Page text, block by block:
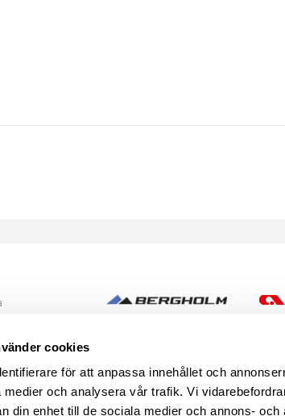
cookies
för att anpassa innehållet och
och analysera vår trafik. Vi
din enhet till de sociala medier och annons-